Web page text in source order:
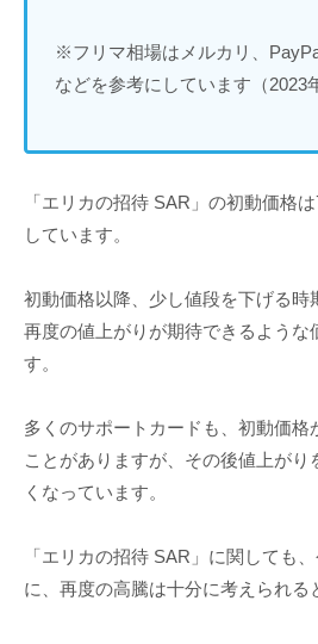
※フリマ相場はメルカリ、
などを参考にしています（2023
「エリカの招待 SAR」の初動価格
しています。
初動価格以降、少し値段を下げる時
再度の値上がりが期待できるような
す。
多くのサポートカードも、初動価格
ことがありますが、その後値上がり
くなっています。
「エリカの招待 SAR」に関しても
に、再度の高騰は十分に考えられる